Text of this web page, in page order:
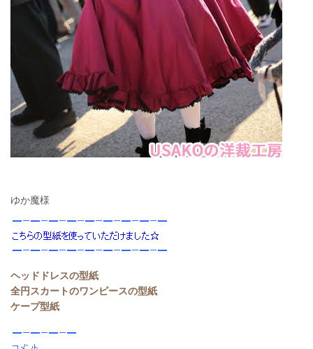
ゆか魔様
ヘッドドレスの型紙
全円スカートのワンピースの型紙
ケープ型紙